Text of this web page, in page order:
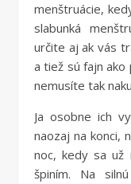
menštruácie,
slabunká
určite aj ak vás
a tiež sú fajn ako
nemusíte tak
Ja osobne ich
naozaj na konci,
noc, kedy sa už
špiním. Na